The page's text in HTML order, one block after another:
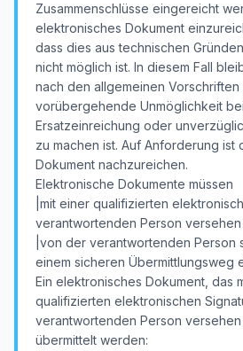
Zusammenschlüsse eingereicht
elektronisches Dokument
dass dies aus technischen
nicht möglich ist. In diesem Fall
nach den allgemeinen
vorübergehende Unmöglichkeit
Ersatzeinreichung oder
zu machen ist. Auf Anforderung ist
Dokument nachzureichen.
Elektronische Dokumente müssen
|mit einer qualifizierten
verantwortenden Person
|von der verantwortenden Person
einem sicheren Übermittlungsweg
Ein elektronisches Dokument, das
qualifizierten elektronischen
verantwortenden Person
übermittelt werden: